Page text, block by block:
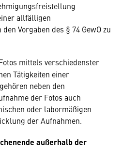
allfälligen
Vorgaben des § 74 GewO zu
mittels verschiedenster
Tätigkeiten einer
neben den
der Fotos auch
oder labormäßigen
der Aufnahmen.
außerhalb der